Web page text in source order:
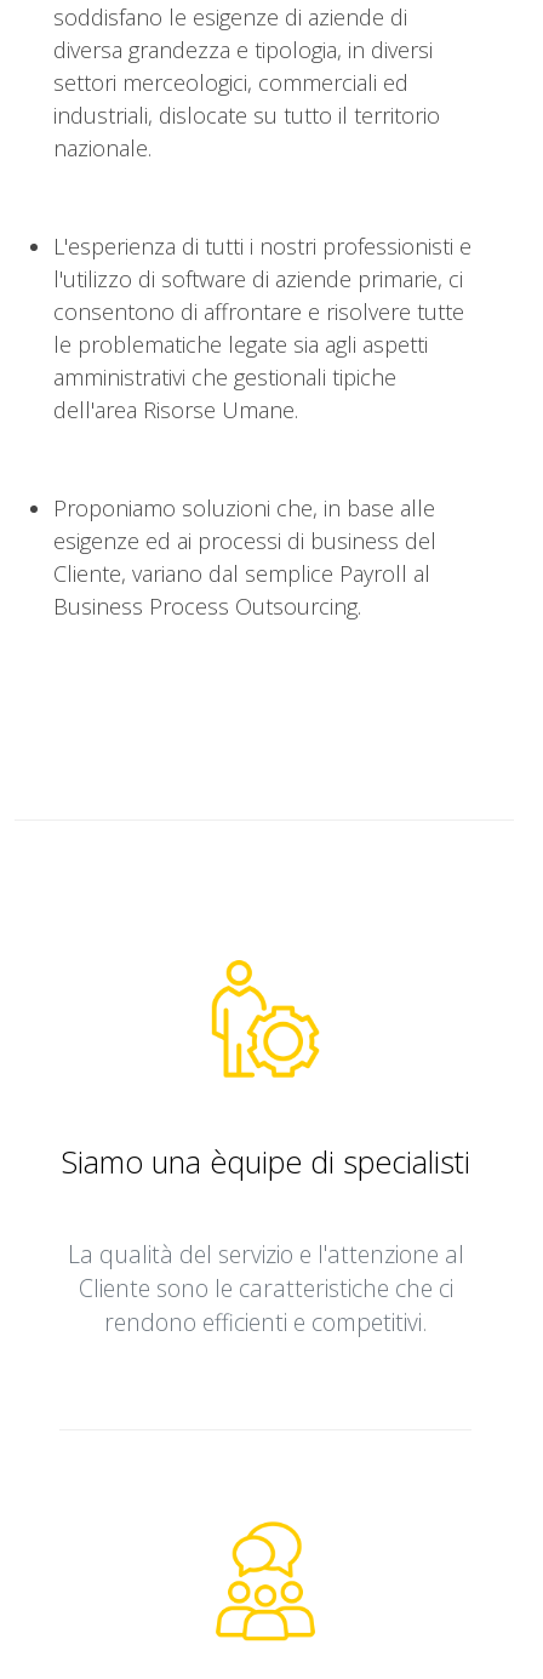
soddisfano le esigenze di aziende di
diversa grandezza e tipologia, in diversi
settori merceologici, commerciali ed
industriali, dislocate su tutto il territorio
nazionale.
L'esperienza di tutti i nostri professionisti e
l'utilizzo di software di aziende primarie, ci
consentono di affrontare e risolvere tutte
le problematiche legate sia agli aspetti
amministrativi che gestionali tipiche
dell'area Risorse Umane.
Proponiamo soluzioni che, in base alle
esigenze ed ai processi di business del
Cliente, variano dal semplice Payroll al
Business Process Outsourcing.
Siamo una èquipe di specialisti
La qualità del servizio e l'attenzione al
Cliente sono le caratteristiche che ci
rendono efficienti e competitivi.